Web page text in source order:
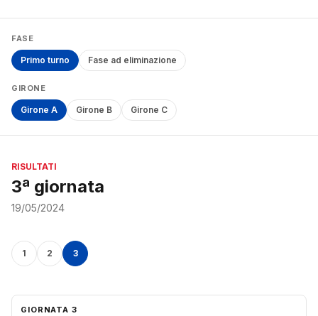
FASE
Primo turno Fase ad eliminazione
GIRONE
Girone A Girone B Girone C
RISULTATI
3ª giornata
19/05/2024
1 2 3
GIORNATA 3